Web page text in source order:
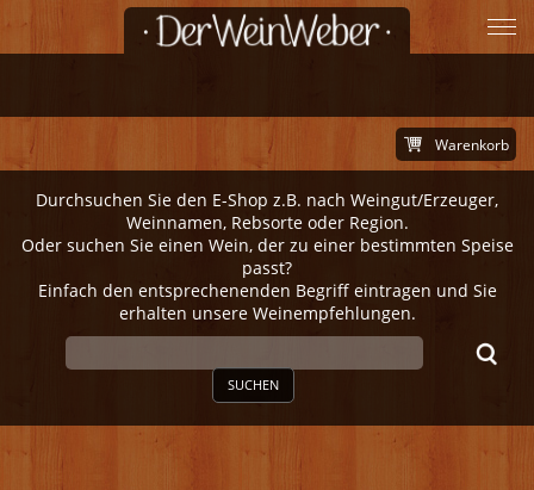
Durchsuchen Sie den E-Shop z.B. nach Weingut/Erzeuger,
Weinnamen, Rebsorte oder Region.
Oder suchen Sie einen Wein, der zu einer bestimmten Speise
passt?
Einfach den entsprechenenden Begriff eintragen und Sie
erhalten unsere Weinempfehlungen.
SUCHEN
Warenkorb